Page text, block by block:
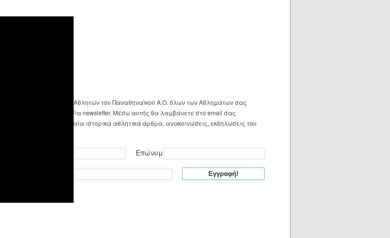
Ο Σύλλογος Παλαιμάχων Αθλητών του Παναθηναϊκού Α.Ο. όλων των Αθλημάτων σας
προσφέρει τη νέα υπηρεσία newsletter. Μέσω αυτής θα λαμβάνετε στο email σας
ενημέρωση για τα τελευταία ιστορικά αθλητικά άρθρα, ανακοινώσεις, εκδηλώσεις του
Επώνυμο